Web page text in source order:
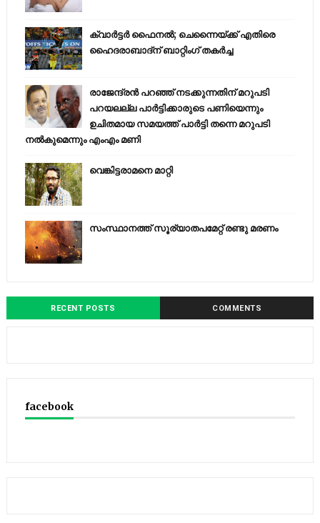
ക്വാർട്ടർ ഫൈനൽ; ചെന്നൈയ്ക്ക് എതിരെ
ഹൈദരാബാദ്ന് ബാറ്റിംഗ് തകർച്ച
രാജേന്ദ്രന്‍ പറഞ്ഞ് നടക്കുന്നതിന് മറുപടി
പറയലല്ല പാര്‍ട്ടിക്കാരുടെ പണിയെന്നും
ഉചിതമായ സമയത്ത് പാര്‍ട്ടി തന്നെ മറുപടി
നല്‍കുമെന്നും എംഎം മണി
വെങ്കിട്ടരാമനെ മാറ്റി
സംസ്ഥാനത്ത് സൂര്യാതപമേറ്റ് രണ്ടു മരണം
RECENT POSTS COMMENTS
facebook